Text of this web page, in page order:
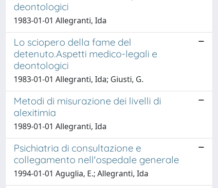
deontologici
1983-01-01 Allegranti, Ida
Lo sciopero della fame del
detenuto.Aspetti medico-legali e
deontologici
1983-01-01 Allegranti, Ida; Giusti, G.
Metodi di misurazione dei livelli di
alexitimia
1989-01-01 Allegranti, Ida
Psichiatria di consultazione e
collegamento nell'ospedale generale
1994-01-01 Aguglia, E.; Allegranti, Ida